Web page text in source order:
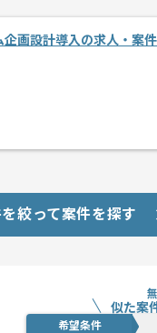
企画設計導入の求人・案件
絞って案件を探す
似た案
希望条件